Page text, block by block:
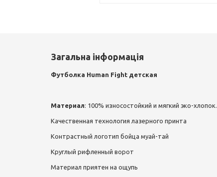
Загальна інформація
Футболка Human Fight детская
Материал: 100% износостойкий и мягкий эко-хлопок.
Качественная технология лазерного принта
Контрастный логотип бойца муай-тай
Круглый рифленный ворот
Материал приятен на ощупь